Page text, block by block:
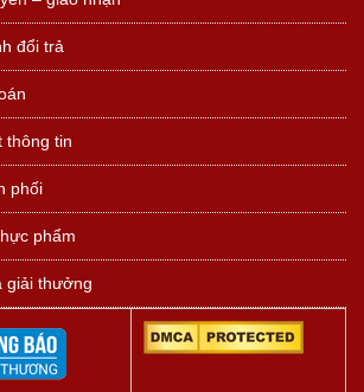
đổi trả
thông tin
phối
phẩm
giải thưởng